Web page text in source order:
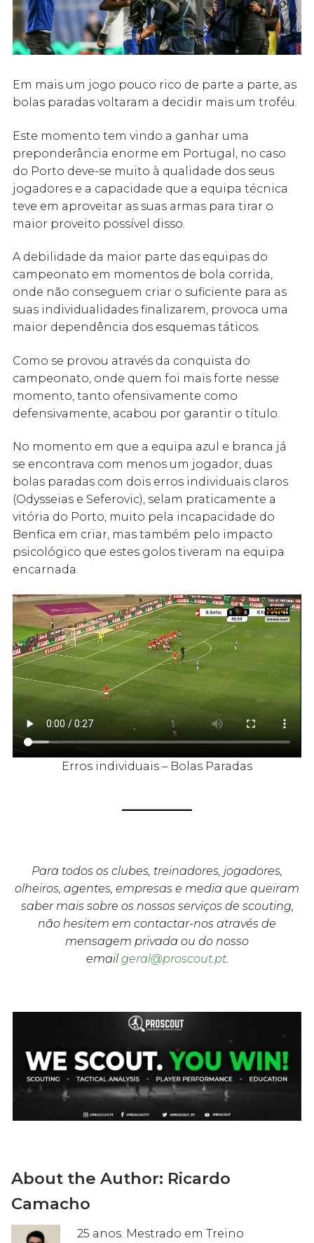
Em mais um jogo pouco rico de parte a parte, as
bolas paradas voltaram a decidir mais um troféu.
Este momento tem vindo a ganhar uma
preponderância enorme em Portugal, no caso
do Porto deve-se muito à qualidade dos seus
jogadores e a capacidade que a equipa técnica
teve em aproveitar as suas armas para tirar o
maior proveito possível disso.
A debilidade da maior parte das equipas do
campeonato em momentos de bola corrida,
onde não conseguem criar o suficiente para as
suas individualidades finalizarem, provoca uma
maior dependência dos esquemas táticos.
Como se provou através da conquista do
campeonato, onde quem foi mais forte nesse
momento, tanto ofensivamente como
defensivamente, acabou por garantir o título.
No momento em que a equipa azul e branca já
se encontrava com menos um jogador, duas
bolas paradas com dois erros individuais claros
(Odysseias e Seferovic), selam praticamente a
vitória do Porto, muito pela incapacidade do
Benfica em criar, mas também pelo impacto
psicológico que estes golos tiveram na equipa
encarnada.
Erros individuais – Bolas Paradas
Para todos os clubes, treinadores, jogadores,
olheiros, agentes, empresas e media que queiram
saber mais sobre os nossos serviços de scouting,
não hesitem em contactar-nos através de
mensagem privada ou do nosso
email geral@proscout.pt.
About the Author: Ricardo
Camacho
25 anos. Mestrado em Treino